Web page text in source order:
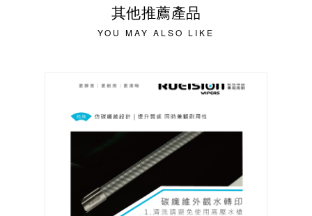
其他推薦產品
YOU MAY ALSO LIKE